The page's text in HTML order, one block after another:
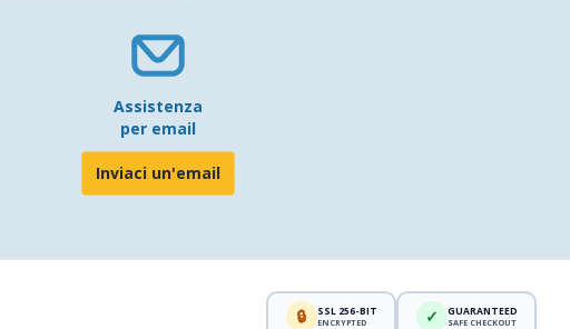
Assistenza
per email
Inviaci un'email
🔒 SSL 256-BIT
ENCRYPTED ✓ GUARANTEED
SAFE CHECKOUT